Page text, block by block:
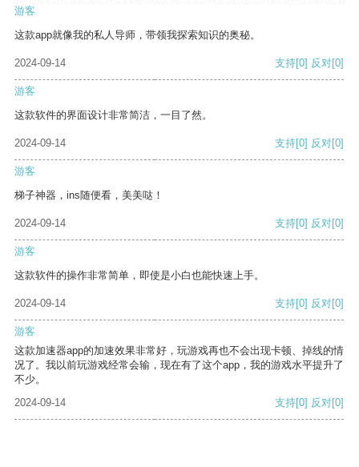
游客
这款app就像我的私人导师，带领我探索知识的奥秘。
2024-09-14 支持[0] 反对[0]
游客
这款软件的界面设计非常简洁，一目了然。
2024-09-14 支持[0] 反对[0]
游客
梯子神器，ins随便看，美美哒！
2024-09-14 支持[0] 反对[0]
游客
这款软件的操作非常简单，即使是小白也能快速上手。
2024-09-14 支持[0] 反对[0]
游客
这款加速器app的加速效果非常好，玩游戏再也不会出现卡顿、掉线的情
况了。我以前玩游戏经常会输，现在有了这个app，我的游戏水平提升了
不少。
2024-09-14
支持[0] 反对[0]